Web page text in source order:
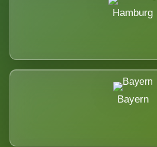
Hamburg
Bayern